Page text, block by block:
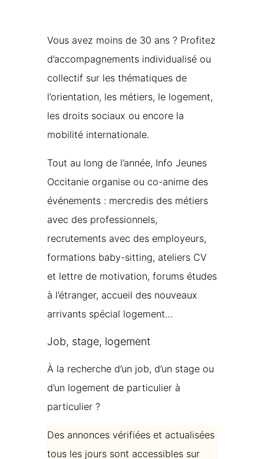
Vous avez moins de 30 ans ? Profitez
d’accompagnements individualisé ou
collectif sur les thématiques de
l’orientation, les métiers, le logement,
les droits sociaux ou encore la
mobilité internationale.
Tout au long de l’année, Info Jeunes
Occitanie organise ou co-anime des
événements : mercredis des métiers
avec des professionnels,
recrutements avec des employeurs,
formations baby-sitting, ateliers CV
et lettre de motivation, forums études
à l’étranger, accueil des nouveaux
arrivants spécial logement…
Job, stage, logement
À la recherche d’un job, d’un stage ou
d’un logement de particulier à
particulier ?
Des annonces vérifiées et actualisées
tous les jours sont accessibles sur